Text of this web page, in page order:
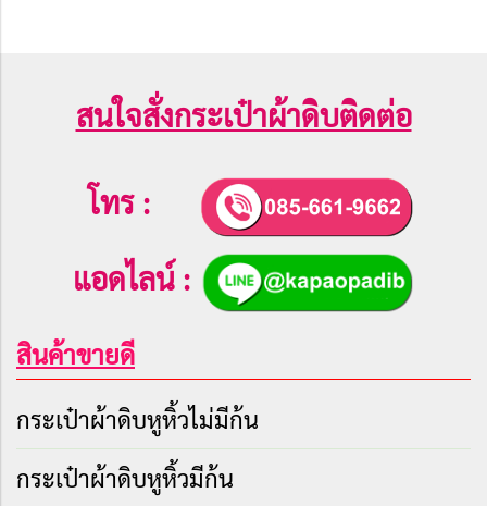
สนใจสั่งกระเป๋าผ้าดิบติดต่อ
โทร :
แอดไลน์ :
สินค้าขายดี
กระเป๋าผ้าดิบหูหิ้วไม่มีก้น
กระเป๋าผ้าดิบหูหิ้วมีก้น